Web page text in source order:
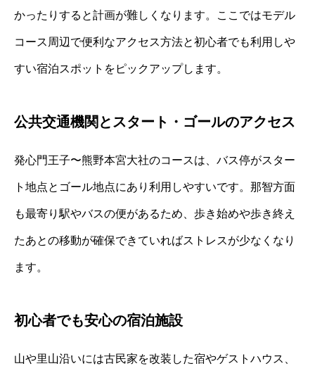
かったりすると計画が難しくなります。ここではモデル
コース周辺で便利なアクセス方法と初心者でも利用しや
すい宿泊スポットをピックアップします。
公共交通機関とスタート・ゴールのアクセス
発心門王子〜熊野本宮大社のコースは、バス停がスター
ト地点とゴール地点にあり利用しやすいです。那智方面
も最寄り駅やバスの便があるため、歩き始めや歩き終え
たあとの移動が確保できていればストレスが少なくなり
ます。
初心者でも安心の宿泊施設
山や里山沿いには古民家を改装した宿やゲストハウス、